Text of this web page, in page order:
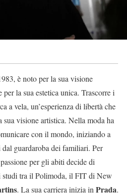
è noto per la sua visione
la sua estetica unica. Trascorre i
a vela, un’esperienza di libertà che
sua visione artistica. Nella moda ha
con il mondo, iniziando a
guardaroba dei familiari. Per
per gli abiti decide di
studi tra il Polimoda, il FIT di New
. La sua carriera inizia inPrada.